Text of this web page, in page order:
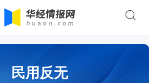
民用反无